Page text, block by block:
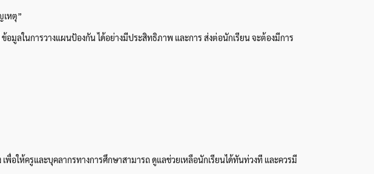
เหตุ”
ข้อมูลในการวางแผนป้องกัน ได้อย่างมีประสิทธิภาพ และการ ส่งต่อนักเรียน จะต้องมีการ
ให้ครูและบุคลากรทางการศึกษาสามารถ ดูแลช่วยเหลือนักเรียนได้ทันท่วงที และควรมี